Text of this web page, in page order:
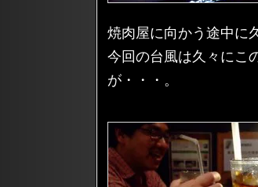
焼肉屋に向かう途中に
今回の台風は久々にこ
が・・・。